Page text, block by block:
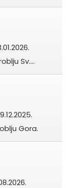
Sv.…
Gora.